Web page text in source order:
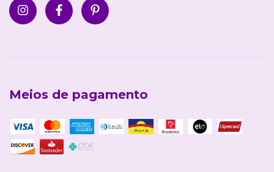
Meios de pagamento